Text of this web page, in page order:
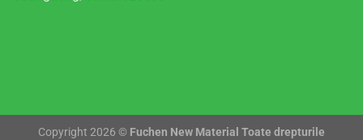
Copyright 2026 © Fuchen New Material Toate drepturile